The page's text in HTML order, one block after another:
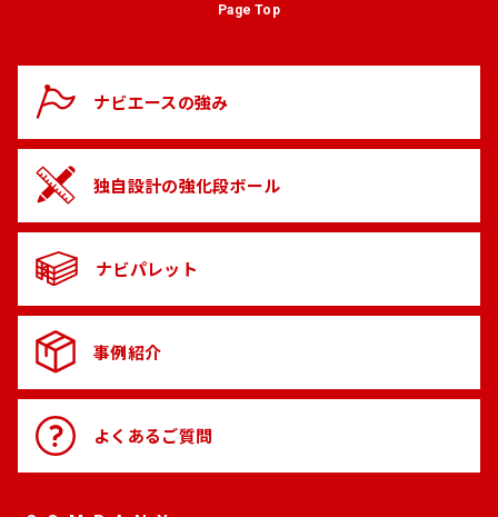
Page Top
ナビエースの強み
独自設計の強化段ボール
ナビパレット
事例紹介
よくあるご質問